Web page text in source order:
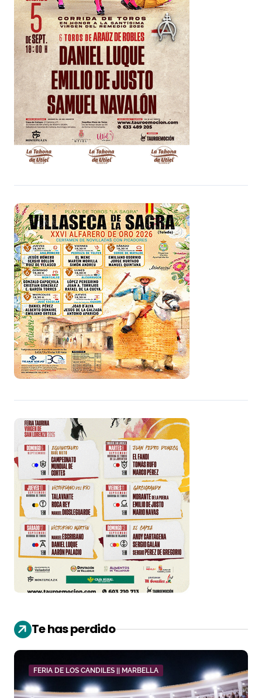
Te has perdido
FERIA DE LOS CANDILES || MARBELLA